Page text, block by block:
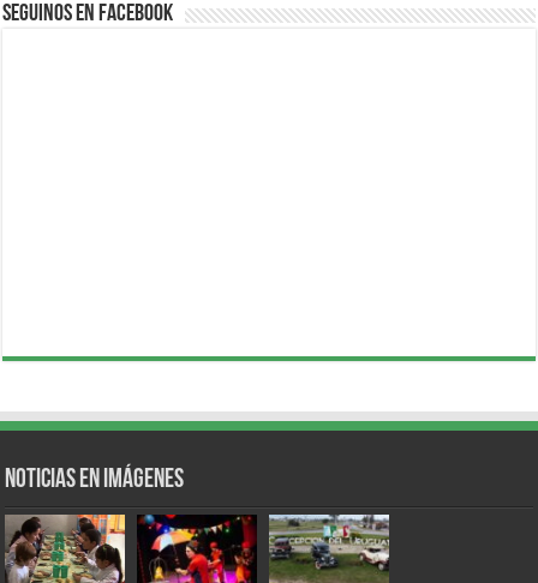
Seguinos en Facebook
Noticias en Imágenes